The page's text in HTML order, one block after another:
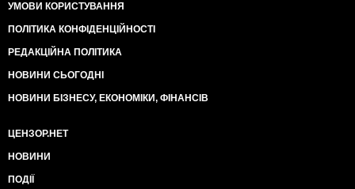
УМОВИ КОРИСТУВАННЯ
ПОЛІТИКА КОНФІДЕНЦІЙНОСТІ
РЕДАКЦІЙНА ПОЛІТИКА
НОВИНИ СЬОГОДНІ
НОВИНИ БІЗНЕСУ, ЕКОНОМІКИ, ФІНАНСІВ
ЦЕНЗОР.НЕТ
НОВИНИ
ПОДІЇ